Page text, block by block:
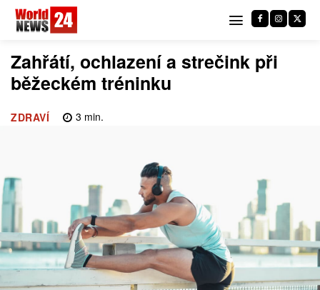
Zahřátí, ochlazení a strečink při
běžeckém tréninku
ZDRAVÍ 3 min.